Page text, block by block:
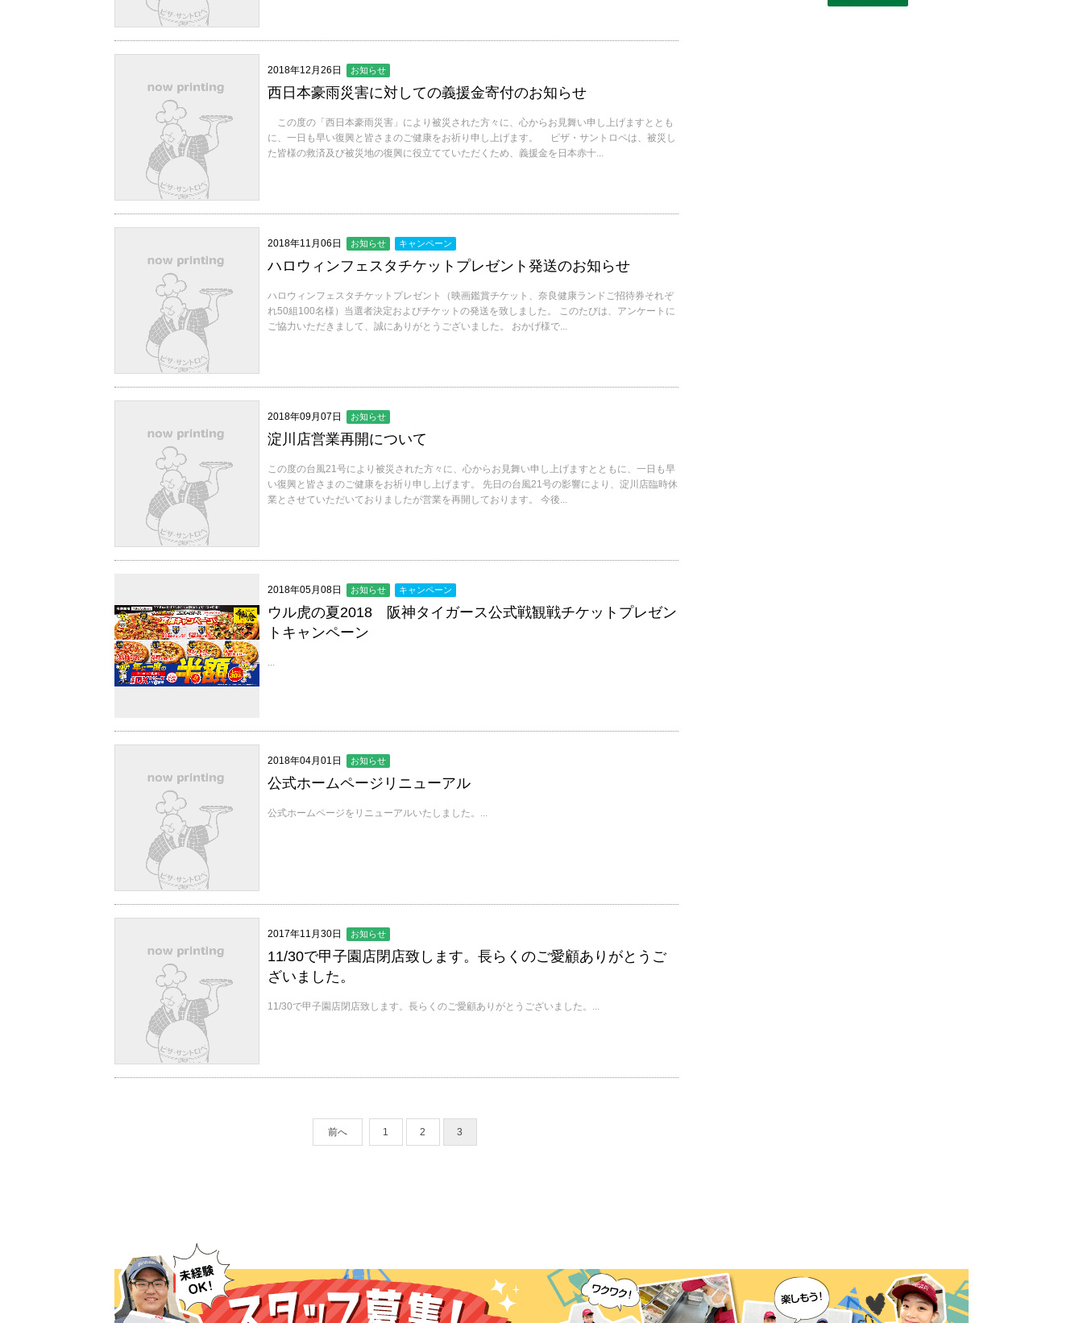
2018年12月26日 お知らせ
西日本豪雨災害に対しての義援金寄付のお知らせ
この度の「西日本豪雨災害」により被災された方々に、心からお見舞い申し上げますととも
に、一日も早い復興と皆さまのご健康をお祈り申し上げます。 ピザ・サントロペは、被災し
た皆様の救済及び被災地の復興に役立てていただくため、義援金を日本赤十...
2018年11月06日 お知らせ キャンペーン
ハロウィンフェスタチケットプレゼント発送のお知らせ
ハロウィンフェスタチケットプレゼント（映画鑑賞チケット、奈良健康ランドご招待券それぞ
れ50組100名様）当選者決定およびチケットの発送を致しました。 このたびは、アンケートに
ご協力いただきまして、誠にありがとうございました。 おかげ様で...
2018年09月07日 お知らせ
淀川店営業再開について
この度の台風21号により被災された方々に、心からお見舞い申し上げますとともに、一日も早
い復興と皆さまのご健康をお祈り申し上げます。 先日の台風21号の影響により、淀川店臨時休
業とさせていただいておりましたが営業を再開しております。 今後...
2018年05月08日 お知らせ キャンペーン
ウル虎の夏2018 阪神タイガース公式戦観戦チケットプレゼン
トキャンペーン
2018年04月01日 お知らせ
公式ホームページリニューアル
公式ホームページをリニューアルいたしました。...
2017年11月30日 お知らせ
11/30で甲子園店閉店致します。長らくのご愛顧ありがとうご
ざいました。
11/30で甲子園店閉店致します。長らくのご愛顧ありがとうございました。...
前へ 1 2 3